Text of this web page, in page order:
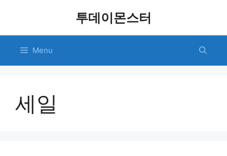
투데이몬스터
Menu
세일